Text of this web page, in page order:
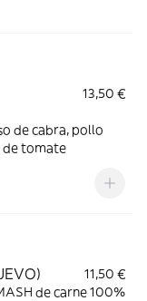
13,50 €
de cabra, pollo
de tomate
11,50 €
de carne 100%